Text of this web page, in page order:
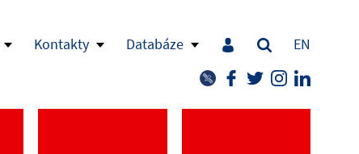
Kontakty Databáze EN